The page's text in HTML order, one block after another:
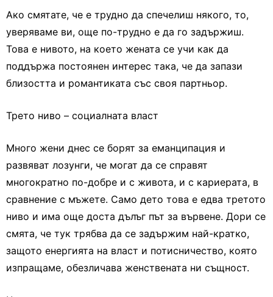
Ако смятате, че е трудно да спечелиш някого, то,
уверяваме ви, още по-трудно е да го задържиш.
Това е нивото, на което жената се учи как да
поддържа постоянен интерес така, че да запази
близостта и романтиката със своя партньор.
Трето ниво – социалната власт
Много жени днес се борят за еманципация и
развяват лозунги, че могат да се справят
многократно по-добре и с живота, и с кариерата, в
сравнение с мъжете. Само дето това е едва третото
ниво и има още доста дълъг път за вървене. Дори се
смята, че тук трябва да се задържим най-кратко,
защото енергията на власт и потисничество, която
изпращаме, обезличава женствената ни същност.